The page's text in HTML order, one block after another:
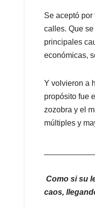
Se aceptó
calles. Que
principales
económicas,
Y volvieron a
propósito fue
zozobra y el
múltiples y
Como si su
caos,